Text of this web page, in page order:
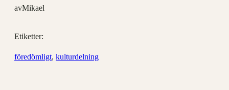
avMikael
Etiketter:
föredömligt, kulturdelning